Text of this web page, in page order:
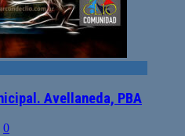
Avellaneda, PBA
0